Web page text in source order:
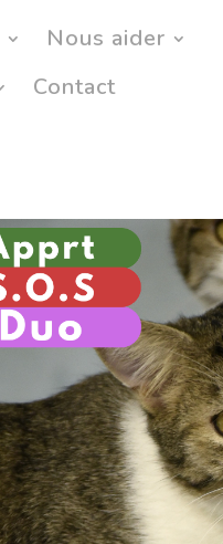
Nous aider
Contact